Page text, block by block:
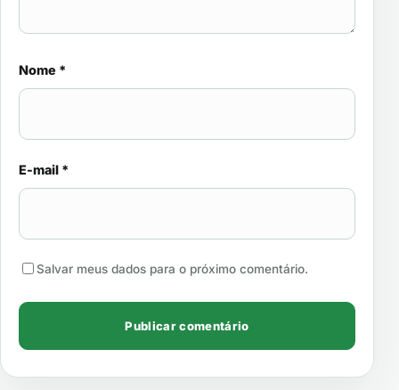
Nome *
E-mail *
Salvar meus dados para o próximo comentário.